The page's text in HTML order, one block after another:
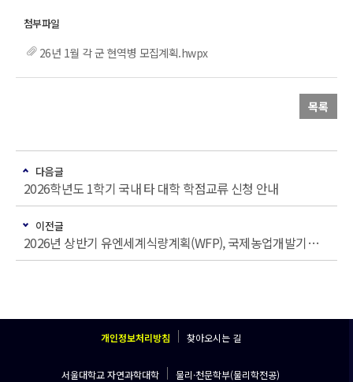
26년 1월 각 군 현역병 모집계획.hwpx
목록
다음글
2026학년도 1학기 국내 타 대학 학점교류 신청 안내
이전글
2026년 상반기 유엔세계식량계획(WFP), 국제농업개발기금(IFAD) 및 유엔아동기금(UNICEF) 인턴십 프로그램 참가자 모집 안내
개인정보처리방침 찾아오시는 길
서울대학교 자연과학대학 물리·천문학부(물리학전공)